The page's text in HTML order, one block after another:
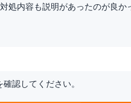
内容も説明があったのが良か
確認してください。